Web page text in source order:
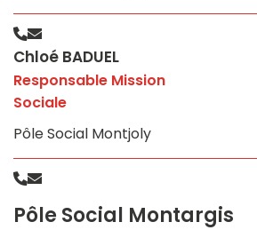
Chloé BADUEL
Responsable Mission
Sociale
Pôle Social Montjoly
Pôle Social Montargis